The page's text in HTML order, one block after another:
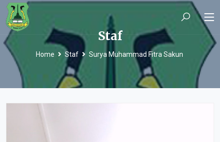
Staf
Home Staf Surya Muhammad Fitra Sakun